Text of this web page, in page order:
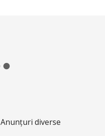
Anunțuri diverse